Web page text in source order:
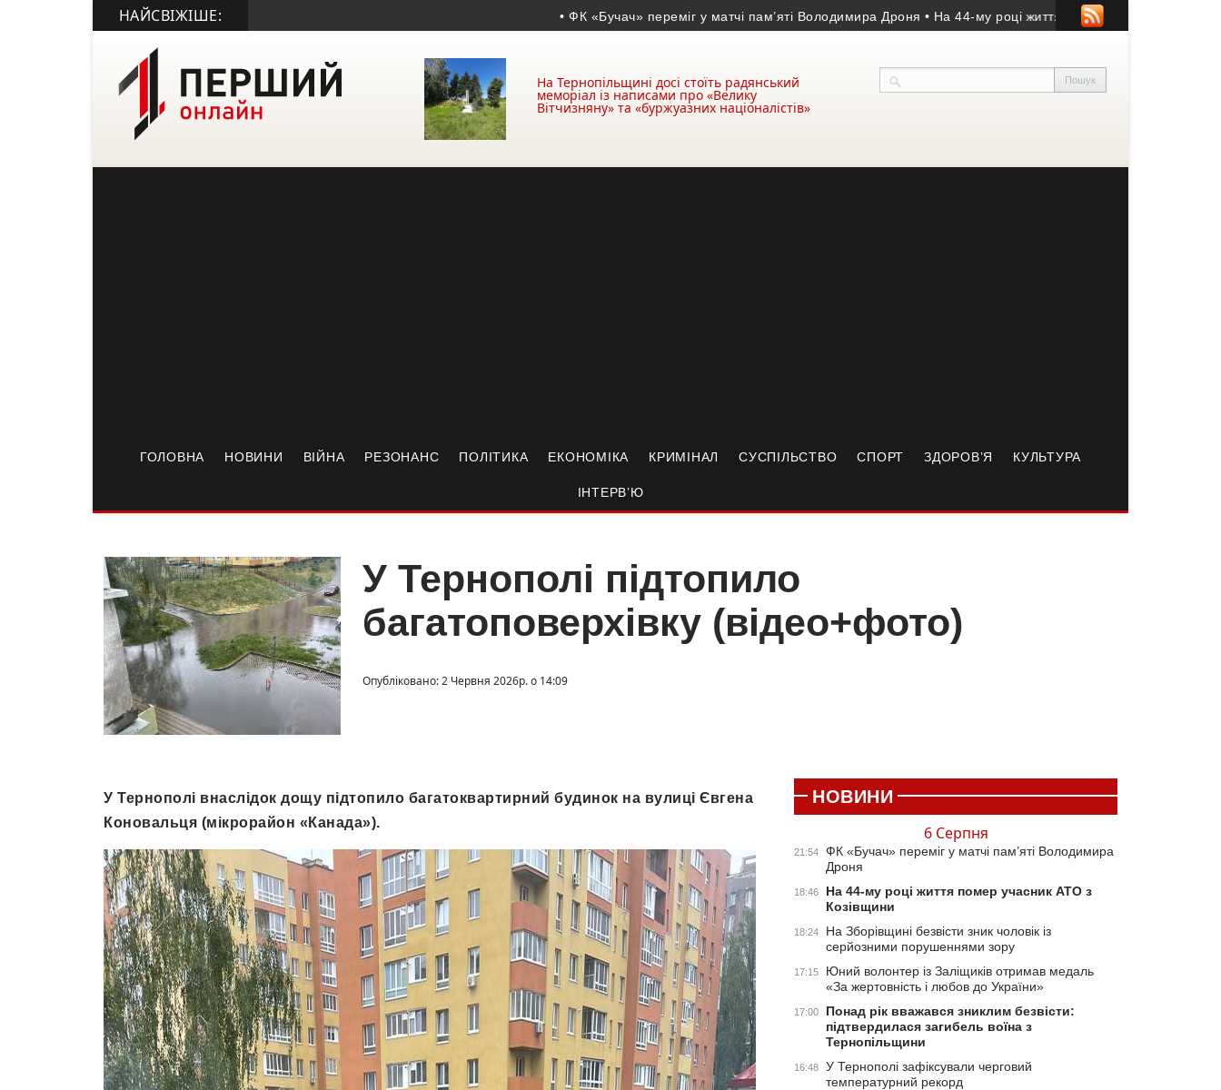
НАЙСВІЖІШЕ: • ФК «Бучач» переміг у матчі пам’яті Володимира Дроня • На 44-му році життя помер учасник АТО з Козівщини
На Тернопільщині досі стоїть радянський
меморіал із написами про «Велику
Вітчизняну» та «буржуазних націоналістів»
ГОЛОВНА НОВИНИ ВІЙНА РЕЗОНАНС ПОЛІТИКА ЕКОНОМІКА КРИМІНАЛ СУСПІЛЬСТВО СПОРТ ЗДОРОВ’Я КУЛЬТУРА
ІНТЕРВ’Ю
У Тернополі підтопило
багатоповерхівку (відео+фото)
Опубліковано: 2 Червня 2026р. о 14:09
У Тернополі внаслідок дощу підтопило багатоквартирний будинок на вулиці Євгена
Коновальця (мікрорайон «Канада»).
НОВИНИ
6 Серпня
21:54
ФК «Бучач» переміг у матчі пам’яті Володимира
Дроня
18:46
На 44-му році життя помер учасник АТО з
Козівщини
18:24
На Зборівщині безвісти зник чоловік із
серйозними порушеннями зору
17:15
Юний волонтер із Заліщиків отримав медаль
«За жертовність і любов до України»
17:00
Понад рік вважався зниклим безвісти:
підтвердилася загибель воїна з
Тернопільщини
16:48
У Тернополі зафіксували черговий
температурний рекорд